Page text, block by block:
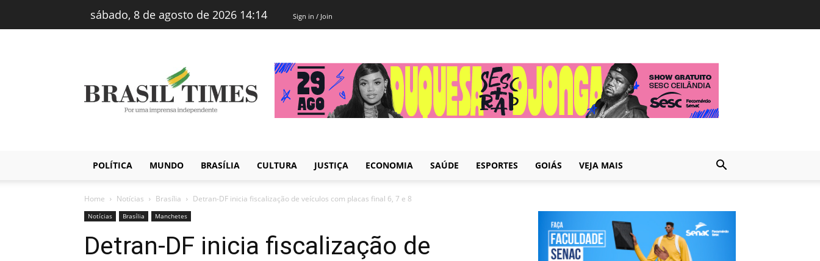
sábado, 8 de agosto de 2026 14:14 Sign in / Join
Brasiltimes
–
Notícias
POLÍTICA MUNDO BRASÍLIA CULTURA JUSTIÇA ECONOMIA SAÚDE ESPORTES GOIÁS VEJA MAIS
Home Notícias Brasília Detran-DF inicia fiscalização de veículos com placas final 6, 7 e 8
Notícias Brasília Manchetes
Detran-DF inicia fiscalização de